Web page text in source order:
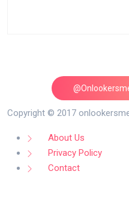
Copyright © 2017
About Us
Privacy Policy
Contact